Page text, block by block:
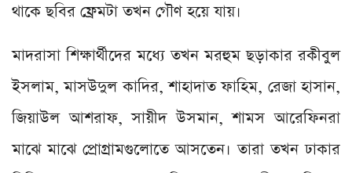
থাকে ছবির ফ্রেমটা তখন গৌণ হয়ে যায়।
মাদরাসা শিক্ষার্থীদের মধ্যে তখন মরহুম ছড়াকার রকীবুল
ইসলাম, মাসউদুল কাদির, শাহাদাত ফাহিম, রেজা হাসান,
জিয়াউল আশরাফ, সায়ীদ উসমান, শামস আরেফিনরা
মাঝে মাঝে প্রোগ্রামগুলোতে আসতেন। তারা তখন ঢাকার